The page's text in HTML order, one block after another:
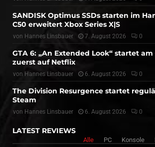
SANDISK Optimus SSDs starten im
C50 erweitert Xbox Series X|S
von Hannes Linsbauer 7. August 2026 0
GTA 6: „An Extended Look“ startet
zuerst auf Netflix
von Hannes Linsbauer 6. August 2026 0
The Division Resurgence startet
Steam
von Hannes Linsbauer 6. August 2026 0
LATEST REVIEWS
Alle PC Konsole